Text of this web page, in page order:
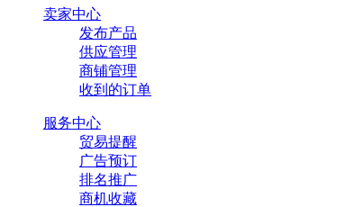
卖家中心
发布产品
供应管理
商铺管理
收到的订单
服务中心
贸易提醒
广告预订
排名推广
商机收藏